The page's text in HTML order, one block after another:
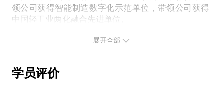
领公司获得智能制造数字化示范单位，带领公司获得
中国轻工业两化融合先进单位。
拥有18年以上企业数字化，信息化的经验，擅长IT战
数字化，工业互联网，智能制造有深刻的理解。曾任
展开全部
学员评价